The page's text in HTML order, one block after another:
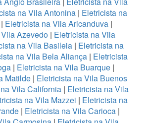
na Vila Antonina | Eletricista na
| Eletricista na Vila Aricanduva |
Azevedo| Eletricista na Vila
na Vila Basileia | Eletricista na
na Vila Bela Aliança | Eletricista
| Eletricista na Vila Buarque|
Matilde| Eletricista na Vila Buenos
Vila California | Eletricista na Vila
na Vila Mazzei | Eletricista na
| Eletricista na Vila Carioca|